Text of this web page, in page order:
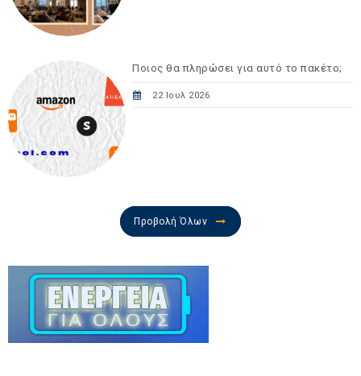
Ποιος θα πληρώσει για αυτό το πακέτο;
22 Ιουλ 2026
Προβολή Όλων